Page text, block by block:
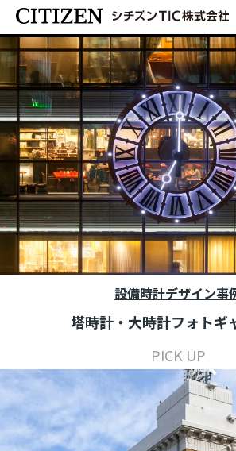
設備時計デザイン事
塔時計・大時計フォトギ
PICK UP